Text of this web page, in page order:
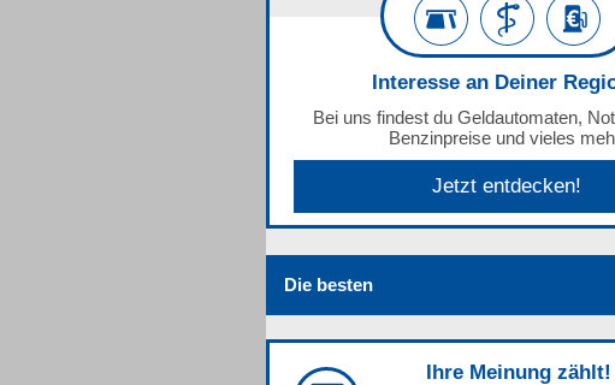
Interesse an Deiner
Bei uns findest du Geldautomaten,
Benzinpreise und vieles
Jetzt entdecken!
Die besten
Ihre Meinung zählt!